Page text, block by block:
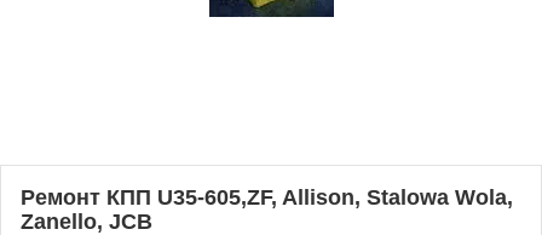
Ремонт КПП U35-605,ZF, Allison, Stalowa Wola,
Zanello, JCB